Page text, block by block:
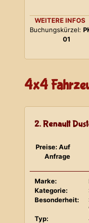
WEITERE INFOS
Buchungskürzel:
01
4x4
2. Renault
Preise: Auf
Anfrage
Marke:
Kategorie:
Besonderheit:
Typ: